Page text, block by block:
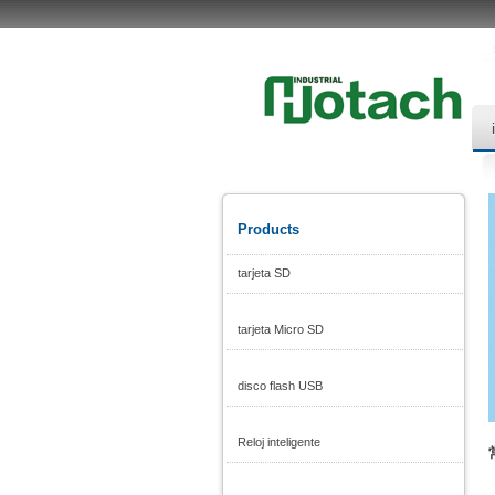
Products
tarjeta SD
tarjeta Micro SD
disco flash USB
Reloj inteligente